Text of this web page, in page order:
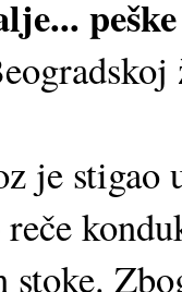
je stigao
stoke.